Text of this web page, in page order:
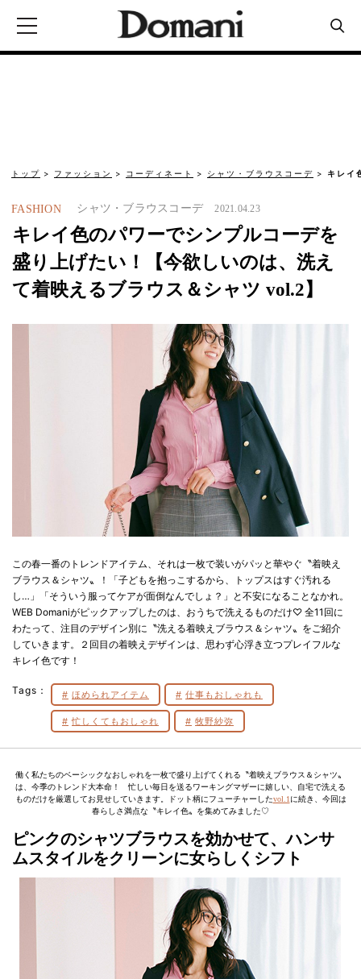
トップ ファッション コーディネート シャツ・ブラウスコーデ キレイ
FASHION シャツ・ブラウスコーデ 2021.04.23
キレイ色のパワーでシンプルコーデを
盛り上げたい！【今欲しいのは、洗え
て着映えるブラウス＆シャツ vol.2】
この春一番のトレンドアイテム、それは一枚で装いがパッと華やぐ〝着映え
ブラウス＆シャツ〟！「子どもを抱っこするから、トップスはすぐ汚れる
し…」「そういう服ってケアが面倒なんでしょ？」と不安になることなかれ。
WEB Domaniがピックアップしたのは、おうちで洗えるものだけ♡ 全11回に
わたって、注目のデザイン別に〝洗える着映えブラウス＆シャツ〟をご紹介
していきます。２回目の着映えデザインは、思わず心浮き立つプレイフルな
キレイ色です！
Tags： ほめられアイテム 仕事もおしゃれも
忙しくてもおしゃれ 牧野紗弥
働く私たちのベーシックなおしゃれを一枚で盛り上げてくれる〝着映えブラウス＆シャツ〟
は、今季のトレンド大本命！ 忙しい毎日を送るワーキングマザーに嬉しい、自宅で洗える
ものだけを厳選してお見せしていきます。ドット柄にフューチャーしたvol.1 に続き、今回は
春らしさ満点な〝キレイ色〟を集めてみました♡
ピンクのシャツブラウスを効かせて、ハンサ
ムスタイルをクリーンに女らしくシフト